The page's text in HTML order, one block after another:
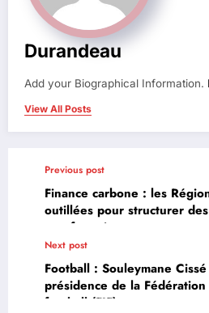
Durandeau
Add your Biographical Information.
View All Posts
Previous post
Finance carbone : les
outillées pour structurer
agroforestiers
Next post
Football : Souleymane
présidence de la
football (FIF)